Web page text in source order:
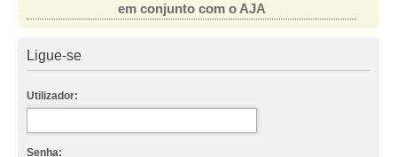
em conjunto com o AJA
Ligue-se
Utilizador:
Senha: